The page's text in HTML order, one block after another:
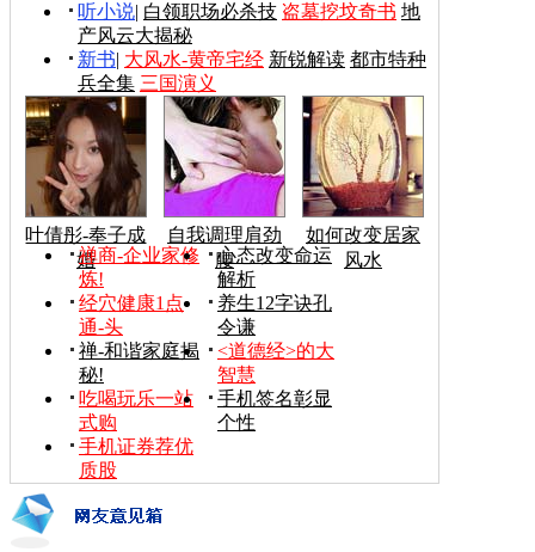
听小说| 白领职场必杀技 盗墓挖坟奇书 地
产风云大揭秘
新书| 大风水-黄帝宅经 新锐解读 都市特种
兵全集 三国演义
叶倩彤-奉子成
婚
自我调理肩劲
腰
如何改变居家
风水
禅商-企业家修
炼!
心态改变命运
解析
经穴健康1点
通-头
养生12字诀孔
令谦
禅-和谐家庭揭
秘!
<道德经>的大
智慧
吃喝玩乐一站
式购
手机签名彰显
个性
手机证券荐优
质股